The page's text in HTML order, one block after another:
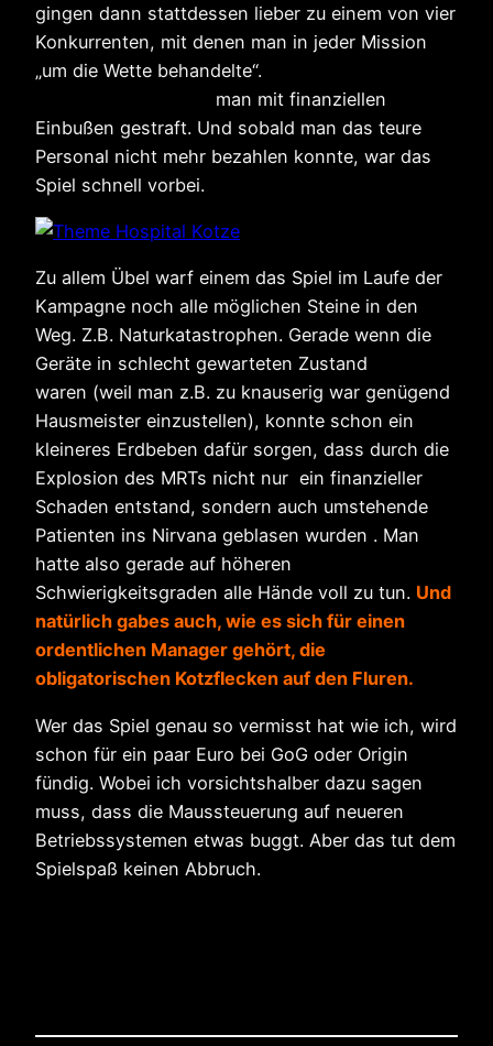
gingen dann stattdessen lieber zu einem von vier
Konkurrenten, mit denen man in jeder Mission
„um die Wette behandelte“.
man mit finanziellen
Einbußen gestraft. Und sobald man das teure
Personal nicht mehr bezahlen konnte, war das
Spiel schnell vorbei.
Zu allem Übel warf einem das Spiel im Laufe der
Kampagne noch alle möglichen Steine in den
Weg. Z.B. Naturkatastrophen. Gerade wenn die
Geräte in schlecht gewarteten Zustand
waren (weil man z.B. zu knauserig war genügend
Hausmeister einzustellen), konnte schon ein
kleineres Erdbeben dafür sorgen, dass durch die
Explosion des MRTs nicht nur ein finanzieller
Schaden entstand, sondern auch umstehende
Patienten ins Nirvana geblasen wurden . Man
hatte also gerade auf höheren
Schwierigkeitsgraden alle Hände voll zu tun. Und
natürlich gabes auch, wie es sich für einen
ordentlichen Manager gehört, die
obligatorischen Kotzflecken auf den Fluren.
Wer das Spiel genau so vermisst hat wie ich, wird
schon für ein paar Euro bei GoG oder Origin
fündig. Wobei ich vorsichtshalber dazu sagen
muss, dass die Maussteuerung auf neueren
Betriebssystemen etwas buggt. Aber das tut dem
Spielspaß keinen Abbruch.